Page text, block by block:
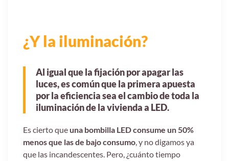
¿Y la iluminación?
Al igual que la fijación por apagar las
luces, es común que la primera apuesta
por la eficiencia sea el cambio de toda la
iluminación de la vivienda a LED.
Es cierto que una bombilla LED consume un 50%
menos que las de bajo consumo, y no digamos ya
que las incandescentes. Pero, ¿cuánto tiempo